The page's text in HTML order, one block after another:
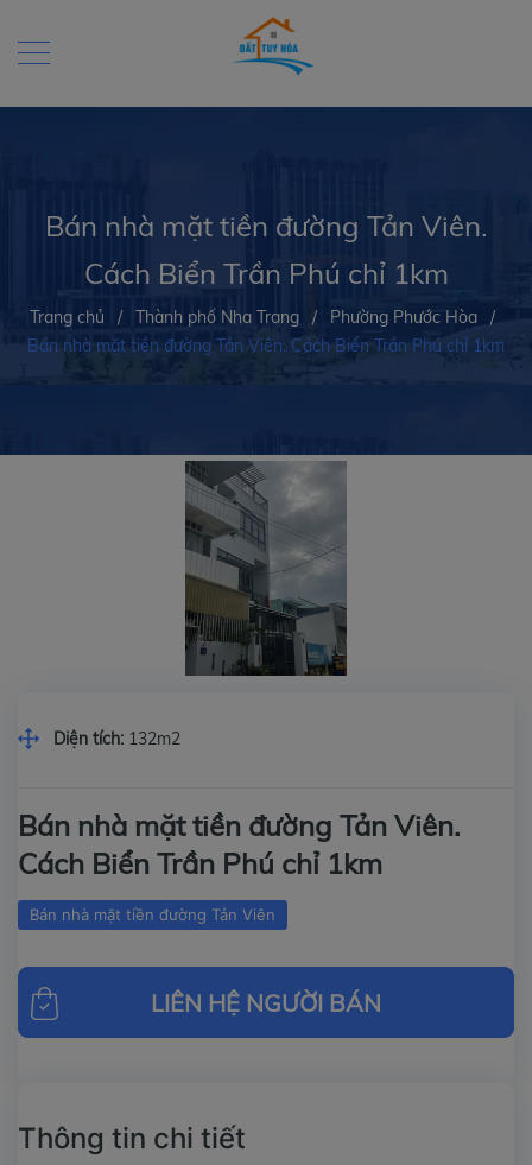
Bán nhà mặt tiền đường Tản Viên.
Cách Biển Trần Phú chỉ 1km
Trang chủ / Thành phố Nha Trang / Phường Phước Hòa
/
Bán nhà mặt tiền đường Tản Viên. Cách Biển Trần Phú chỉ 1km
Diện tích: 132m2
Bán nhà mặt tiền đường Tản Viên.
Cách Biển Trần Phú chỉ 1km
Bán nhà mặt tiền đường Tản Viên
LIÊN HỆ NGƯỜI BÁN
Thông tin chi tiết